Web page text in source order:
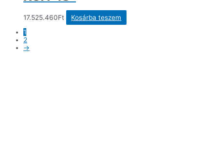
17.525.460Ft
Kosárba teszem
1
2
→